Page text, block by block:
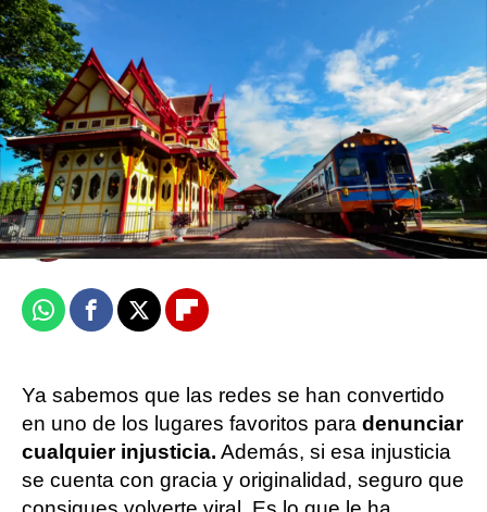
Decora su casa para celebrar la llegada de
2024, y termina enviando un mensaje de
socorro a sus vecinos
María Ibernón
Publicado:03 de enero de 2024, 11:32
WhatsappFacebook
X Flipboard
Ya sabemos que las redes se han convertido
en uno de los lugares favoritos para denunciar
cualquier injusticia. Además, si esa injusticia
se cuenta con gracia y originalidad, seguro que